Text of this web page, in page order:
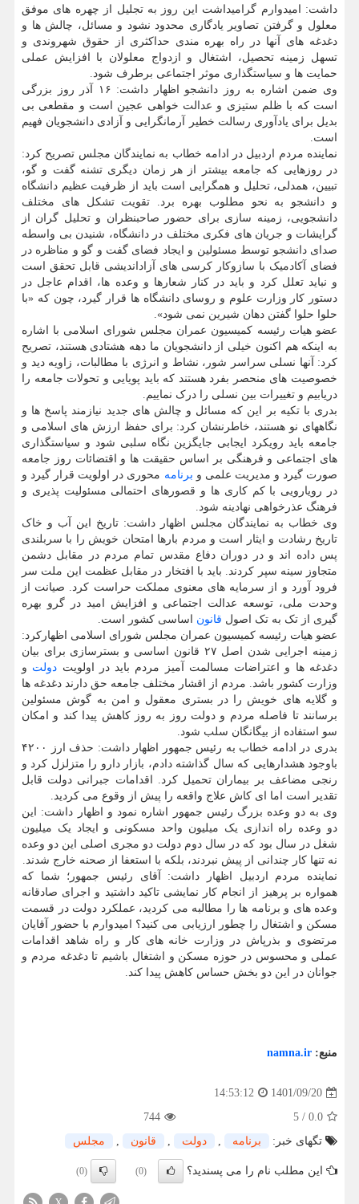
داشت: امیدوارم گرامیداشت این روز به تجلیل از چهره های موفق
معلول و گرفتن تصاویر یادگاری محدود نشود و مسائل، چالش ها و
دغدغه های آنها در راه بهره مندی حداکثری از حقوق شهروندی و
تسهل زمینه تحصیل، اشتغال و ازدواج معلولان با افزایش عملی
حمایت ها و سیاستگذاری موثر اجتماعی برطرف شود.
وی ضمن اشاره به روز دانشجو اظهار داشت: ۱۶ آذر روز بزرگی
است که با ظلم ستیزی و عدالت خواهی عجین است و مقطعی بی
بدیل برای یادآوری رسالت خطیر آرمانگرایی و آزادی دانشجویان فهیم
است.
نماینده مردم اردبیل در ادامه خطاب به نمایندگان مجلس تصریح کرد:
در روزهایی که جامعه بیشتر از هر زمان دیگری تشنه گفت و گو،
تبیین، همدلی، تحلیل و همگرایی است باید از ظرفیت عظیم دانشگاه
و دانشجو به نحو مطلوب بهره برد. تقویت تشکل های مختلف
دانشجویی، زمینه سازی برای حضور صاحبنظران و تحلیل گران از
گرایشات و جریان های فکری مختلف در دانشگاه، شنیدن بی واسطه
صدای دانشجو توسط مسئولین و ایجاد فضای گفت و گو و مناظره در
فضای آکادمیک با سازوکار کرسی های آزاداندیشی قابل تحقق است
و نباید تعلل کرد و باید در کنار شعارها و وعده ها، اقدام عاجل در
دستور کار وزارت علوم و روسای دانشگاه ها قرار گیرد، چون که «با
حلوا حلوا گفتن دهان شیرین نمی شود».
عضو هیات رئیسه کمیسیون عمران مجلس شورای اسلامی با اشاره
به اینکه هم اکنون خیلی از دانشجویان ما دهه هشتادی هستند، تصریح
کرد: آنها نسلی سراسر شور، نشاط و انرژی با مطالبات، زاویه دید و
خصوصیت های منحصر بفرد هستند که باید پویایی و تحولات جامعه را
دریابیم و تغییرات بین نسلی را درک نماییم.
بدری با تکیه بر این که مسائل و چالش های جدید نیازمند پاسخ ها و
نگاههای نو هستند، خاطرنشان کرد: برای حفظ ارزش های اسلامی و
جامعه باید رویکرد ایجابی جایگزین نگاه سلبی شود و سیاستگذاری
های اجتماعی و فرهنگی بر اساس حقیقت ها و اقتضائات روز جامعه
صورت گیرد و مدیریت علمی و برنامه محوری در اولویت قرار گیرد و
در رویارویی با کم کاری ها و قصورهای احتمالی مسئولیت پذیری و
فرهنگ عذرخواهی نهادینه شود.
وی خطاب به نمایندگان مجلس اظهار داشت: تاریخ این آب و خاک
تاریخ رشادت و ایثار است و مردم بارها امتحان خویش را با سربلندی
پس داده اند و در دوران دفاع مقدس تمام مردم در مقابل دشمن
متجاوز سینه سپر کردند. باید با افتخار در مقابل عظمت این ملت سر
فرود آورد و از سرمایه های معنوی مملکت حراست کرد. صیانت از
وحدت ملی، توسعه عدالت اجتماعی و افزایش امید در گرو بهره
گیری از تک به تک اصول قانون اساسی کشور است.
عضو هیات رئیسه کمیسیون عمران مجلس شورای اسلامی اظهارکرد:
زمینه اجرایی شدن اصل ۲۷ قانون اساسی و بسترسازی برای بیان
دغدغه ها و اعتراضات مسالمت آمیز مردم باید در اولویت دولت و
وزارت کشور باشد. مردم از اقشار مختلف جامعه حق دارند دغدغه ها
و گلایه های خویش را در بستری معقول و امن به گوش مسئولین
برسانند تا فاصله مردم و دولت روز به روز کاهش پیدا کند و امکان
سو استفاده از بیگانگان سلب شود.
بدری در ادامه خطاب به رئیس جمهور اظهار داشت: حذف ارز ۴۲۰۰
باوجود هشدارهایی که سال گذاشته دادم، بازار دارو را متزلزل کرد و
رنجی مضاعف بر بیماران تحمیل کرد. اقدامات جبرانی دولت قابل
تقدیر است اما ای کاش علاج واقعه را پیش از وقوع می کردید.
وی به دو وعده بزرگ رئیس جمهور اشاره نمود و اظهار داشت: این
دو وعده راه اندازی یک میلیون واحد مسکونی و ایجاد یک میلیون
شغل در سال بود که در سال دوم دولت دو مجری اصلی این دو وعده
نه تنها کار چندانی از پیش نبردند، بلکه با استعفا از صحنه خارج شدند.
نماینده مردم اردبیل اظهار داشت: آقای رئیس جمهور؛ شما که
همواره بر پرهیز از انجام کار نمایشی تاکید داشتید و اجرای صادقانه
وعده های و برنامه ها را مطالبه می کردید، عملکرد دولت در قسمت
مسکن و اشتغال را چطور ارزیابی می کنید؟ امیدوارم با حضور آقایان
مرتضوی و بذرپاش در وزارت خانه های کار و راه شاهد اقدامات
عملی و محسوس در حوزه مسکن و اشتغال باشیم تا دغدغه مردم و
جوانان در این دو بخش حساس کاهش پیدا کند.
منبع: namna.ir
1401/09/20
14:53:12
0.0
/
5
744
تگهای خبر:
برنامه , دولت , قانون , مجلس
این مطلب نام را می پسندید؟ (0)
(0)